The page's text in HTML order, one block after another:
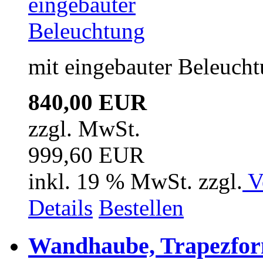
mit eingebauter
840,00 EUR
zzgl. MwSt.
999,60 EUR
inkl. 19 % MwSt. zzgl.
Details Bestellen
Wandhaube,